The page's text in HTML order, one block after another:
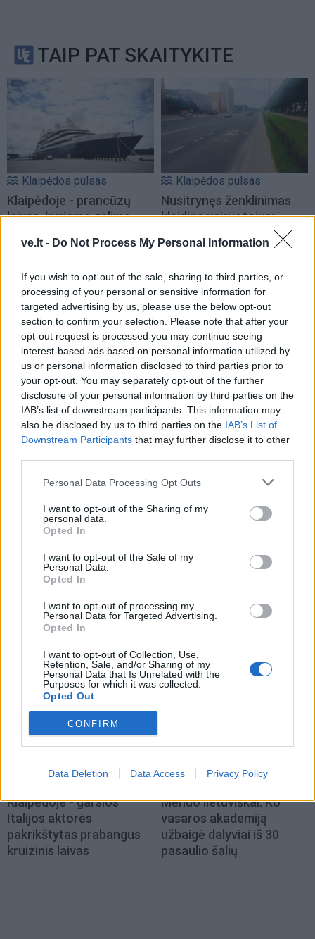
ve.lt - Do Not Process My Personal Information
If you wish to opt-out of the sale, sharing to third parties, or
processing of your personal or sensitive information for
targeted advertising by us, please use the below opt-out
section to confirm your selection. Please note that after your
opt-out request is processed you may continue seeing
interest-based ads based on personal information utilized by
us or personal information disclosed to third parties prior to
your opt-out. You may separately opt-out of the further
disclosure of your personal information by third parties on the
IAB’s list of downstream participants. This information may
also be disclosed by us to third parties on the IAB’s List of
Downstream Participants that may further disclose it to other
Personal Data Processing Opt Outs
I want to opt-out of the Sharing of my
personal data.
Opted In
I want to opt-out of the Sale of my
Personal Data.
Opted In
I want to opt-out of processing my
Personal Data for Targeted Advertising.
Opted In
I want to opt-out of Collection, Use,
Retention, Sale, and/or Sharing of my
Personal Data that Is Unrelated with the
Purposes for which it was collected.
Opted Out
CONFIRM
Data Deletion Data Access Privacy Policy
TAIP PAT SKAITYKITE
Klaipėdos pulsas
Klaipėdoje - prancūzų
laivas, kuriame galima
skleidžiamus garsus(1)
Klaipėdos pulsas
Nusitrynęs ženklinimas
klaidina vairuotojus:
prospekto rekonstrukciją
Klaipėdos pulsas
Fontanas trikdė
gyventojų ramybę naktį:
paaiškėjo priežastis (2)
Klaipėdos pulsas
Poilsiautojai mėgaujasi
įkaitusiu oru: Klaipėdos
paplūdimiai – sausakimši
Klaipėdos pulsas
atakuoja vandalai: po dar
vieno išpuolio siūloma
publikacijos nutraukiama
kontrolieriais
(13)
Klaipėdoje - garsios
Italijos aktorės
pakrikštytas prabangus
kruizinis laivas
Klaipėdos pulsas
Mėnuo lietuviškai: KU
vasaros akademiją
užbaigė dalyviai iš 30
pasaulio šalių